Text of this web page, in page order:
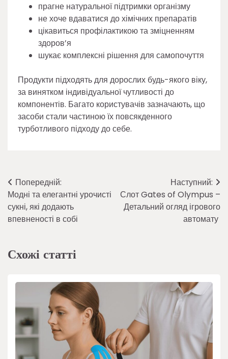
прагне натуральної підтримки організму
не хоче вдаватися до хімічних препаратів
цікавиться профілактикою та зміцненням
здоров’я
шукає комплексні рішення для самопочуття
Продукти підходять для дорослих будь-якого віку,
за винятком індивідуальної чутливості до
компонентів. Багато користувачів зазначають, що
засоби стали частиною їх повсякденного
турботливого підходу до себе.
Навігація
записів
Попередній:
Модні та елегантні урочисті
сукні, які додають
впевненості в собі
Наступний:
Слот Gates of Olympus –
Детальний огляд ігрового
автомату
Схожі статті